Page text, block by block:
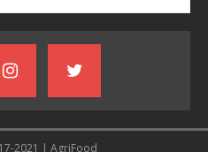
2021 | AgriFood